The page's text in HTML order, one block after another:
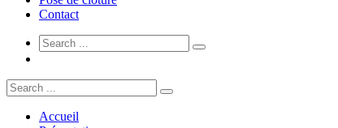
Contact
Accueil